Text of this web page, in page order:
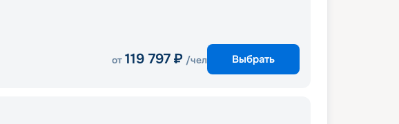
от 119 797 ₽ /чел Выбрать